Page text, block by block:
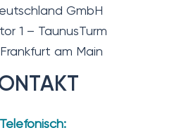
GmbH
1 – TaunusTurm
am Main
Telefonisch: